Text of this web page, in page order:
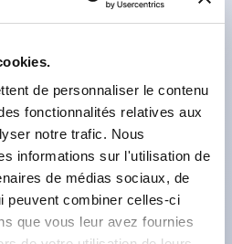
de personnaliser le contenu
fonctionnalités relatives aux
notre trafic. Nous
informations sur l'utilisation de
de médias sociaux, de
peuvent combiner celles-ci
que vous leur avez fournies
d'un bouton rouge
pas être utilisée pour les
uniquement des zones
(arrêt partiel).
machines ou équipements
IDEC propose des
des plaques signalétiques